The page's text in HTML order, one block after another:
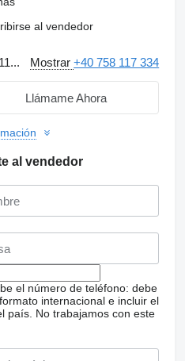
al vendedor
Mostrar+40 758 117 334
Llámame Ahora
al vendedor
el número de teléfono: debe
internacional e incluir el
país. No trabajamos con este